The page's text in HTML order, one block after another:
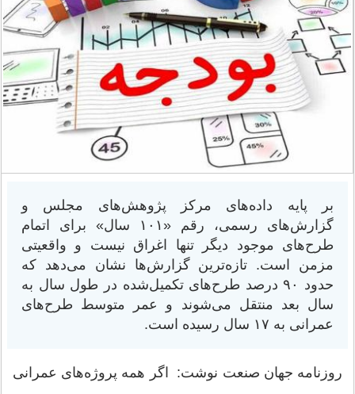
بر پایه داده‌های مرکز پژوهش‌های مجلس و
گزارش‌های رسمی، رقم «۱۰۱ سال» برای اتمام
طرح‌های موجود دیگر تنها اغراق نیست و واقعیتی
مزمن است. تازه‌ترین گزارش‌ها نشان می‌دهد که
حدود ۹۰ درصد طرح‌های تکمیل‌شده در طول سال به
سال بعد منتقل می‌شوند و عمر متوسط طرح‌های
عمرانی به ۱۷ سال رسیده است.
روزنامه جهان صنعت نوشت: اگر همه پروژه‌های عمرانی